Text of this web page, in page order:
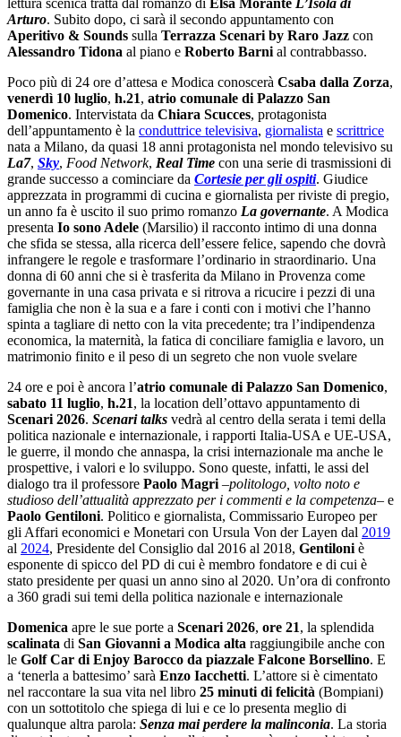
Arturo. Subito dopo, ci sarà il secondo appuntamento con
Aperitivo & Sounds sulla Terrazza Scenari by Raro Jazz con
Alessandro Tidona al piano e Roberto Barni al contrabbasso.
Poco più di 24 ore d’attesa e Modica conoscerà Csaba dalla Zorza,
venerdì 10 luglio, h.21, atrio comunale di Palazzo San
Domenico. Intervistata da Chiara Scucces, protagonista
dell’appuntamento è la conduttrice televisiva, giornalista e scrittrice
nata a Milano, da quasi 18 anni protagonista nel mondo televisivo su
La7, Sky, Food Network, Real Time con una serie di trasmissioni di
grande successo a cominciare da Cortesie per gli ospiti. Giudice
apprezzata in programmi di cucina e giornalista per riviste di pregio,
un anno fa è uscito il suo primo romanzo La governante. A Modica
presenta Io sono Adele (Marsilio) il racconto intimo di una donna
che sfida se stessa, alla ricerca dell’essere felice, sapendo che dovrà
infrangere le regole e trasformare l’ordinario in straordinario. Una
donna di 60 anni che si è trasferita da Milano in Provenza come
governante in una casa privata e si ritrova a ricucire i pezzi di una
famiglia che non è la sua e a fare i conti con i motivi che l’hanno
spinta a tagliare di netto con la vita precedente; tra l’indipendenza
economica, la maternità, la fatica di conciliare famiglia e lavoro, un
matrimonio finito e il peso di un segreto che non vuole svelare
24 ore e poi è ancora l’atrio comunale di Palazzo San Domenico,
sabato 11 luglio, h.21, la location dell’ottavo appuntamento di
Scenari 2026. Scenari talks vedrà al centro della serata i temi della
politica nazionale e internazionale, i rapporti Italia-USA e UE-USA,
le guerre, il mondo che annaspa, la crisi internazionale ma anche le
prospettive, i valori e lo sviluppo. Sono queste, infatti, le assi del
dialogo tra il professore Paolo Magri –politologo, volto noto e
studioso dell’attualità apprezzato per i commenti e la competenza– e
Paolo Gentiloni. Politico e giornalista, Commissario Europeo per
gli Affari economici e Monetari con Ursula Von der Layen dal 2019
al 2024, Presidente del Consiglio dal 2016 al 2018, Gentiloni è
esponente di spicco del PD di cui è membro fondatore e di cui è
stato presidente per quasi un anno sino al 2020. Un’ora di confronto
a 360 gradi sui temi della politica nazionale e internazionale
Domenica apre le sue porte a Scenari 2026, ore 21, la splendida
scalinata di San Giovanni a Modica alta raggiungibile anche con
le Golf Car di Enjoy Barocco da piazzale Falcone Borsellino. E
a ‘tenerla a battesimo’ sarà Enzo Iacchetti. L’attore si è cimentato
nel raccontare la sua vita nel libro 25 minuti di felicità (Bompiani)
con un sottotitolo che spiega di lui e ce lo presenta meglio di
qualunque altra parola: Senza mai perdere la malinconia. La storia